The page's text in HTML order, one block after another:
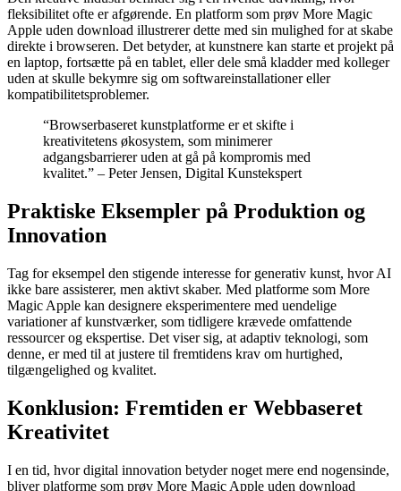
fleksibilitet ofte er afgørende. En platform som prøv More Magic
Apple uden download illustrerer dette med sin mulighed for at skabe
direkte i browseren. Det betyder, at kunstnere kan starte et projekt på
en laptop, fortsætte på en tablet, eller dele små kladder med kolleger
uden at skulle bekymre sig om softwareinstallationer eller
kompatibilitetsproblemer.
“Browserbaseret kunstplatforme er et skifte i
kreativitetens økosystem, som minimerer
adgangsbarrierer uden at gå på kompromis med
kvalitet.” – Peter Jensen, Digital Kunstekspert
Praktiske Eksempler på Produktion og
Innovation
Tag for eksempel den stigende interesse for generativ kunst, hvor AI
ikke bare assisterer, men aktivt skaber. Med platforme som More
Magic Apple kan designere eksperimentere med uendelige
variationer af kunstværker, som tidligere krævede omfattende
ressourcer og ekspertise. Det viser sig, at adaptiv teknologi, som
denne, er med til at justere til fremtidens krav om hurtighed,
tilgængelighed og kvalitet.
Konklusion: Fremtiden er Webbaseret
Kreativitet
I en tid, hvor digital innovation betyder noget mere end nogensinde,
bliver platforme som prøv More Magic Apple uden download